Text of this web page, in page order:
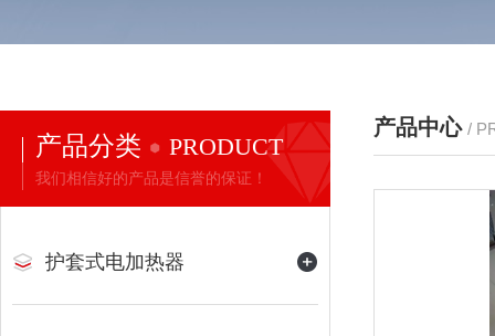
产品分类 PRODUCT
我们相信好的产品是信誉的保证！
护套式电加热器
产品中心 /